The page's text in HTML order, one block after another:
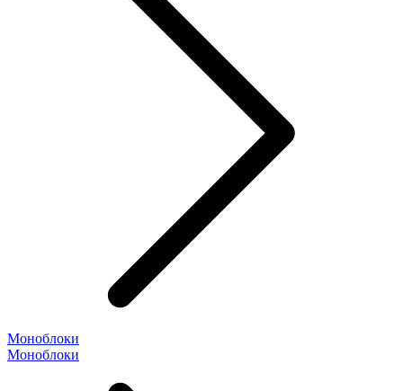
Моноблоки
Моноблоки